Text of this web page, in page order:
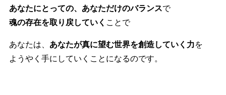
あなたにとっての、あなただけのバランスで
魂の存在を取り戻していく ことで
あなたは、 あなたが真に望む世界を創造していく力を
ようやく手にしていくことになるのです。